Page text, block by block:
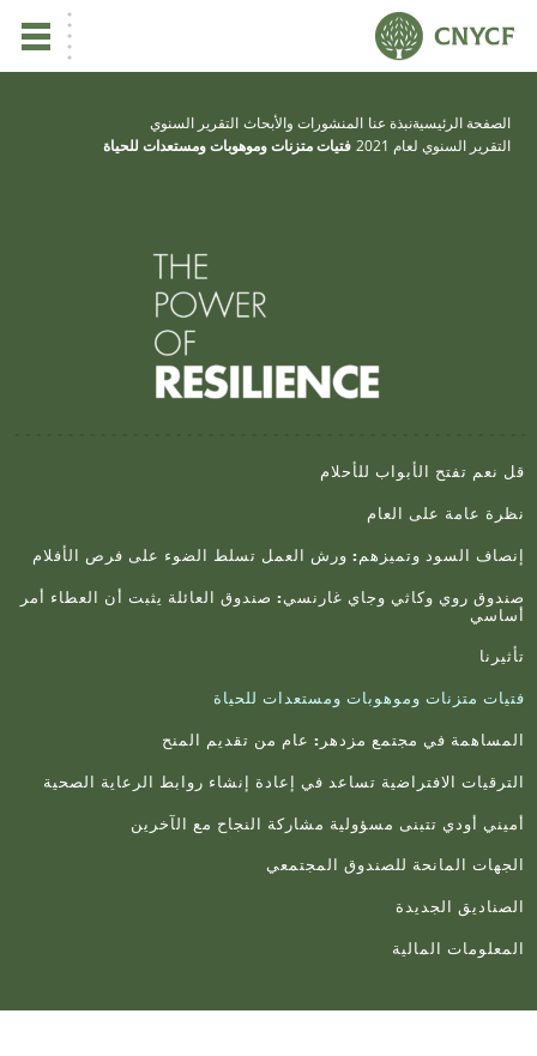
الصفحة الرئيسيةنبذة عنا المنشورات والأبحاث التقرير السنوي
التقرير السنوي لعام 2021
فتيات متزنات وموهوبات ومستعدات للحياة
نعم تفتح الأبواب للأحلام
عامة على العام
السود وتميزهم: ورش العمل تسلط الضوء على فرص الأفلام
روي وكاثي وجاي غارنسي: صندوق العائلة يثبت أن العطاء أمر
متزنات وموهوبات ومستعدات للحياة
في مجتمع مزدهر: عام من تقديم المنح
الافتراضية تساعد في إعادة إنشاء روابط الرعاية الصحية
أودي تتبنى مسؤولية مشاركة النجاح مع الآخرين
المانحة للصندوق المجتمعي
الجديدة
المالية